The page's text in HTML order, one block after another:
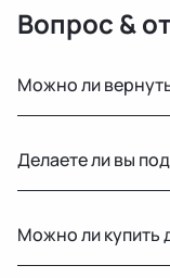
Вопрос &
Можно ли
сохранении
Делаете ли вы
подбора
старой детали
Можно ли купить